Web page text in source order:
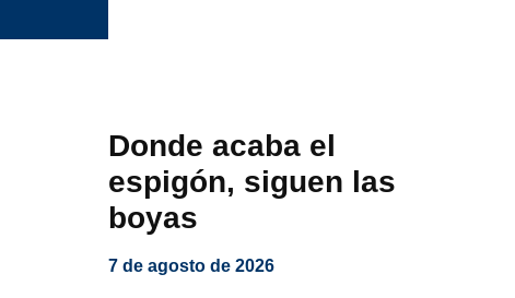
Donde acaba el
espigón, siguen las
boyas
7 de agosto de 2026